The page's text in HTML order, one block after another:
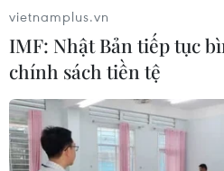
vietnamplus.vn
IMF: Nhật Bản tiếp tục
chính sách tiền tệ